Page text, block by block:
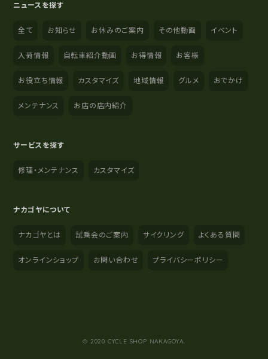
ニュースを探す
全て お知らせ お休みのご案内 その他動画 イベント
入荷情報 自転車紹介動画 お得情報 お客様
お役立ち情報 カスタマイズ 地域情報 グルメ おでかけ
メンテナンス お店の店内紹介
サービスを探す
修理・メンテナンス カスタマイズ
ナカゴヤについて
ナカゴヤとは 試乗会のご案内 サイクリング よくある質問
オンラインショップ お問い合わせ プライバシーポリシー
© 2020 CYCLE SHOP NAKAGOYA.